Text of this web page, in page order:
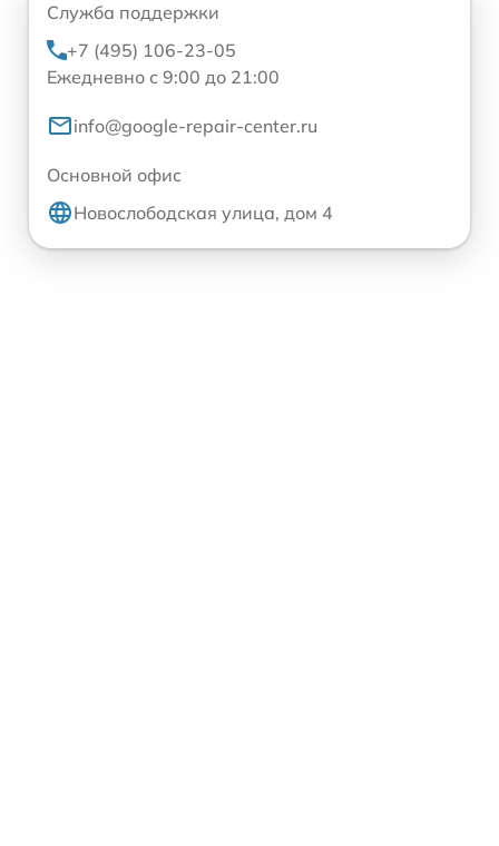
Служба поддержки
+7 (495) 106-23-05
Ежедневно с 9:00 до 21:00
info@google-repair-center.ru
Основной офис
Новослободская улица, дом 4